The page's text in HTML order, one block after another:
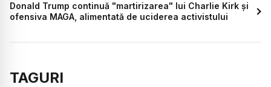
Donald Trump continuă "martirizarea" lui Charlie Kirk și
ofensiva MAGA, alimentată de uciderea activistului
TAGURI